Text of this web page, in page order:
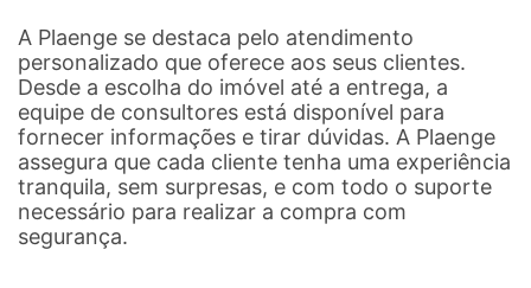
A Plaenge se destaca pelo atendimento
personalizado que oferece aos seus clientes.
Desde a escolha do imóvel até a entrega, a
equipe de consultores está disponível para
fornecer informações e tirar dúvidas. A Plaenge
assegura que cada cliente tenha uma experiência
tranquila, sem surpresas, e com todo o suporte
necessário para realizar a compra com
segurança.